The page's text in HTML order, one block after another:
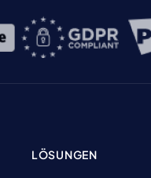
LÖSUNGEN